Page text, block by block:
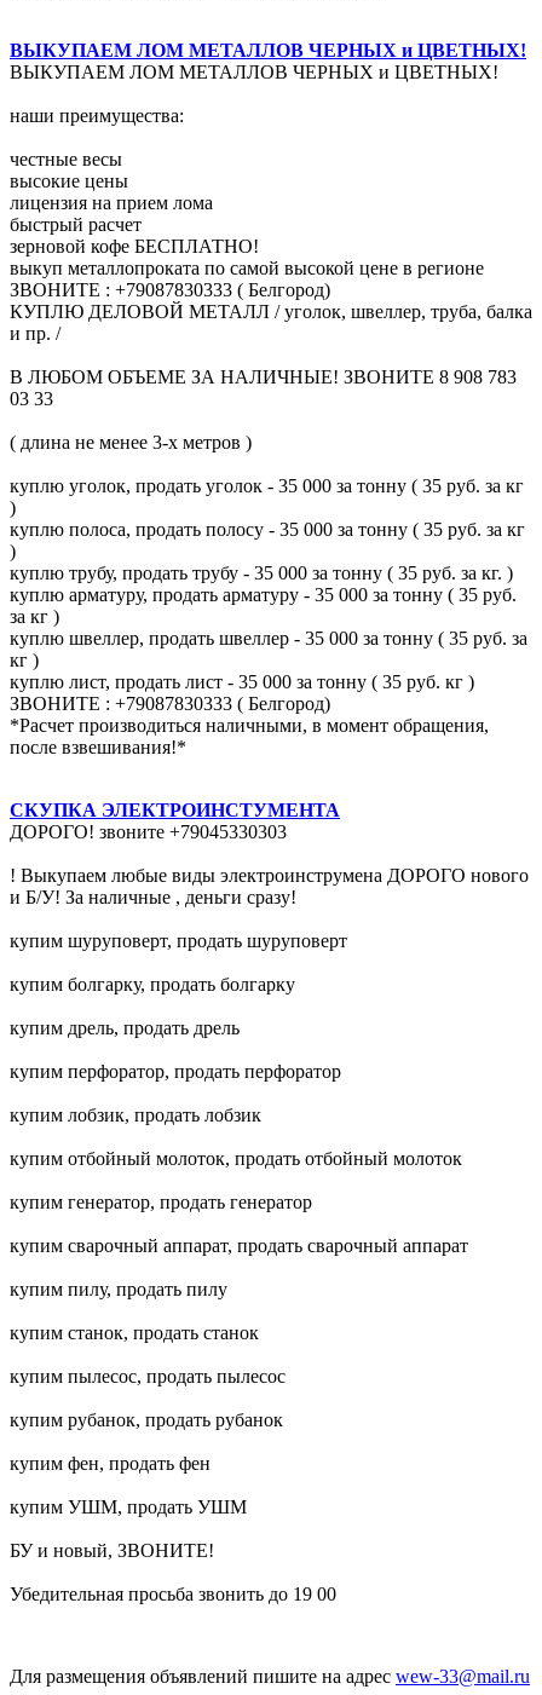
ВЫКУПАЕМ ЛОМ МЕТАЛЛОВ ЧЕРНЫХ и ЦВЕТНЫХ!
ВЫКУПАЕМ ЛОМ МЕТАЛЛОВ ЧЕРНЫХ и ЦВЕТНЫХ!
наши преимущества:
честные весы
высокие цены
лицензия на прием лома
быстрый расчет
зерновой кофе БЕСПЛАТНО!
выкуп металлопроката по самой высокой цене в регионе
ЗВОНИТЕ : +79087830333 ( Белгород)
КУПЛЮ ДЕЛОВОЙ МЕТАЛЛ / уголок, швеллер, труба, балка
и пр. /
В ЛЮБОМ ОБЪЕМЕ ЗА НАЛИЧНЫЕ! ЗВОНИТЕ 8 908 783
03 33
( длина не менее 3-х метров )
куплю уголок, продать уголок - 35 000 за тонну ( 35 руб. за кг
)
куплю полоса, продать полосу - 35 000 за тонну ( 35 руб. за кг
)
куплю трубу, продать трубу - 35 000 за тонну ( 35 руб. за кг. )
куплю арматуру, продать арматуру - 35 000 за тонну ( 35 руб.
за кг )
куплю швеллер, продать швеллер - 35 000 за тонну ( 35 руб. за
кг )
куплю лист, продать лист - 35 000 за тонну ( 35 руб. кг )
ЗВОНИТЕ : +79087830333 ( Белгород)
*Расчет производиться наличными, в момент обращения,
после взвешивания!*
СКУПКА ЭЛЕКТРОИНСТУМЕНТА
ДОРОГО! звоните +79045330303
! Выкупаем любые виды электроинструмена ДОРОГО нового
и Б/У! За наличные , деньги сразу!
купим шуруповерт, продать шуруповерт
купим болгарку, продать болгарку
купим дрель, продать дрель
купим перфоратор, продать перфоратор
купим лобзик, продать лобзик
купим отбойный молоток, продать отбойный молоток
купим генератор, продать генератор
купим сварочный аппарат, продать сварочный аппарат
купим пилу, продать пилу
купим станок, продать станок
купим пылесос, продать пылесос
купим рубанок, продать рубанок
купим фен, продать фен
купим УШМ, продать УШМ
БУ и новый, ЗВОНИТЕ!
Убедительная просьба звонить до 19 00
Для размещения объявлений пишите на адрес wew-33@mail.ru